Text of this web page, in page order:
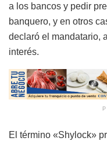
a los bancos y pedir
banquero, y en otros
declaró el mandatario,
interés.
El término «Shylock»